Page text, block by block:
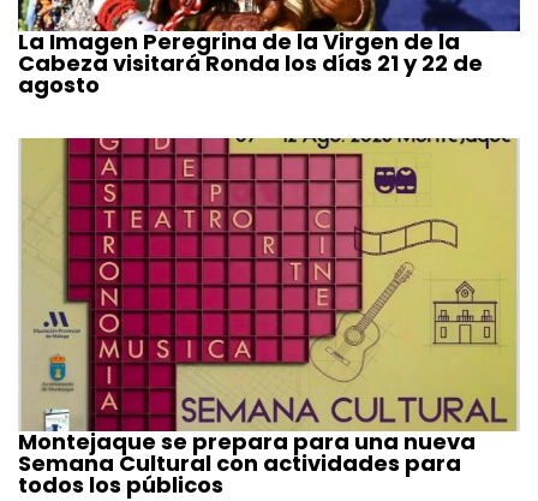
La Imagen Peregrina de la Virgen de la
Cabeza visitará Ronda los días 21 y 22 de
agosto
Montejaque se prepara para una nueva
Semana Cultural con actividades para
todos los públicos